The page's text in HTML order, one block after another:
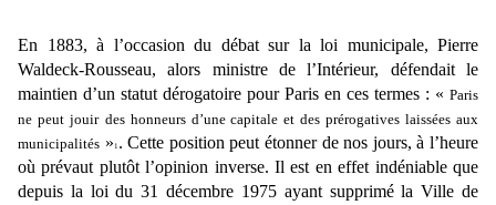
En 1883, à l’occasion du débat sur la loi municipale, Pierre
Waldeck-Rousseau, alors ministre de
l’Intérieur, défendait le
maintien d’un statut dérogatoire pour Paris en ces termes : « Paris
ne peut jouir des honneurs d’une capitale et des prérogatives laissées aux
municipalités » 1 . Cette position peut étonner de nos jours, à l’heure
où prévaut plutôt l’opinion inverse. Il est en effet indéniable que
depuis la loi du 31 décembre 1975 ayant supprimé la Ville de